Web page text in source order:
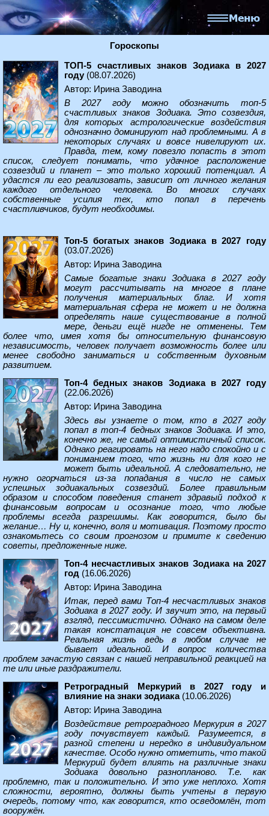
Гороскопы
ТОП-5 счастливых знаков Зодиака в 2027
году(08.07.2026)
Автор: Ирина Заводина
В 2027 году можно обозначить топ-5
счастливых знаков Зодиака. Это созвездия,
для которых астрологические воздействия
однозначно доминируют над проблемными. А в
некоторых случаях и вовсе нивелируют их.
Правда, тем, кому повезло попасть в этот
список, следует понимать, что удачное расположение
созвездий и планет – это только хороший потенциал. А
удастся ли его реализовать, зависит от личного желания
каждого отдельного человека. Во многих случаях
собственные усилия тех, кто попал в перечень
счастливчиков, будут необходимы.
Топ-5 богатых знаков Зодиака в 2027 году
(03.07.2026)
Автор: Ирина Заводина
Самые богатые знаки Зодиака в 2027 году
могут рассчитывать на многое в плане
получения материальных благ. И хотя
материальная сфера не может и не должна
определять наше существование в полной
мере, деньги ещё нигде не отменены. Тем
более что, имея хотя бы относительную финансовую
независимость, человек получает возможность более или
менее свободно заниматься и собственным духовным
развитием.
Топ-4 бедных знаков Зодиака в 2027 году
(22.06.2026)
Автор: Ирина Заводина
Здесь вы узнаете о том, кто в 2027 году
попал в топ-4 бедных знаков Зодиака. И это,
конечно же, не самый оптимистичный список.
Однако реагировать на него надо спокойно и с
пониманием того, что жизнь ни для кого не
может быть идеальной. А следовательно, не
нужно огорчаться из-за попадания в число не самых
успешных зодиакальных созвездий. Более правильным
образом и способом поведения станет здравый подход к
финансовым вопросам и осознание того, что любые
проблемы всегда разрешимы. Как говорится, было бы
желание… Ну и, конечно, воля и мотивация. Поэтому просто
ознакомьтесь со своим прогнозом и примите к сведению
советы, предложенные ниже.
Топ-4 несчастливых знаков Зодиака на 2027
год (16.06.2026)
Автор: Ирина Заводина
Итак, перед вами Топ-4 несчастливых знаков
Зодиака в 2027 году. И звучит это, на первый
взгляд, пессимистично. Однако на самом деле
такая констатация не совсем объективна.
Реальная жизнь ведь в любом случае не
бывает идеальной. И вопрос количества
проблем зачастую связан с нашей неправильной реакцией на
те или иные раздражители.
Ретроградный Меркурий в 2027 году и
влияние на знаки зодиака(10.06.2026)
Автор: Ирина Заводина
Воздействие ретроградного Меркурия в 2027
году почувствует каждый. Разумеется, в
разной степени и нередко в индивидуальном
качестве. Особо нужно отметить, что такой
Меркурий будет влиять на различные знаки
Зодиака довольно разнопланово. Т.е. как
проблемно, так и положительно. И это уже неплохо. Хотя
сложности, вероятно, должны быть учтены в первую
очередь, потому что, как говорится, кто осведомлён, тот
вооружён.